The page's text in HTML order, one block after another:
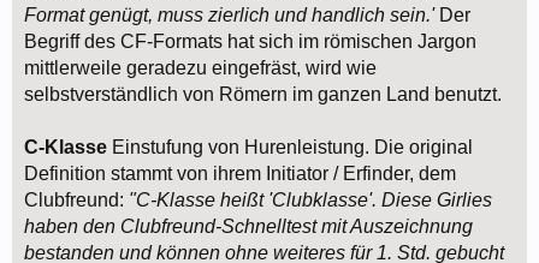
Format genügt, muss zierlich und handlich sein.'Der
Begriff des CF-Formats hat sich im römischen Jargon
mittlerweile geradezu eingefräst, wird wie
selbstverständlich von Römern im ganzen Land benutzt.
C-Klasse Einstufung von Hurenleistung. Die original
Definition stammt von ihrem Initiator / Erfinder, dem
Clubfreund: "C-Klasse heißt 'Clubklasse'. Diese Girlies
haben den Clubfreund-Schnelltest mit Auszeichnung
bestanden und können ohne weiteres für 1. Std. gebucht